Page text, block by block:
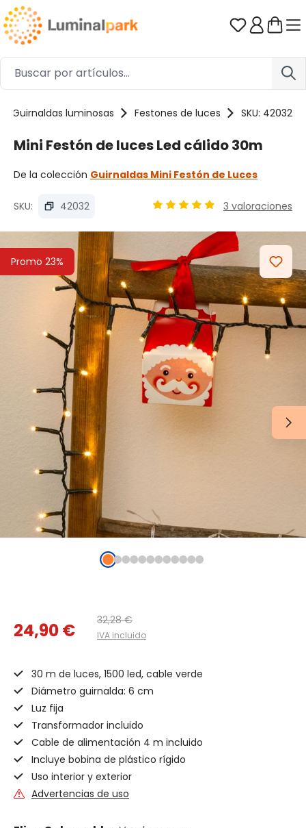
Saltar al contenido principal Tienes 0
Guirnaldas luminosas Festones de luces SKU: 42032
Mini Festón de luces Led cálido 30m
De la colección Guirnaldas Mini Festón de Luces
SKU: 42032 3 valoraciones
Promo 23%
Omitir galería de imágenes
24,90 € 32,28 €
IVA incluido
30 m de luces, 1500 led, cable verde
Diámetro guirnalda: 6 cm
Luz fija
Transformador incluido
Cable de alimentación 4 m incluido
Incluye bobina de plástico rígido
Uso interior y exterior
Advertencias de uso